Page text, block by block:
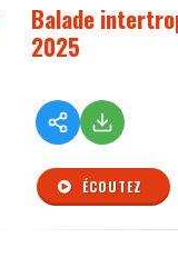
Balade
2025
ÉCOUTEZ